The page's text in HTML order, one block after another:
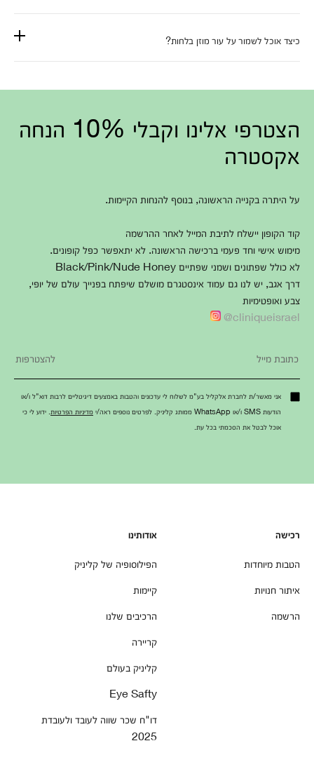
כיצד אוכל לשמור על עור מוזן בלחות?
הצטרפי אלינו וקבלי 10% הנחה
אקסטרה
על היתרה בקנייה הראשונה, בנוסף להנחות הקיימות.
קוד הקופון יישלח לתיבת המייל לאחר ההרשמה
מימוש אישי וחד פעמי ברכישה הראשונה. לא יתאפשר כפל קופונים.
לא כולל שפתונים ושמני שפתיים Black/Pink/Nude Honey
דרך אגב, יש לנו גם עמוד אינסטגרם מושלם שיפתח בפנייך עולם של יופי,
צבע ואופטימיות
cliniqueisrael@
אני מאשר/ת לחברת אלקליל בע"מ לשלוח לי עדכונים והטבות באמצעים דיגיטליים לרבות דוא"ל ו/או
הודעות SMS ו/או WhatsApp ממותג קליניק. לפרטים נוספים ראה/י
מדיניות הפרטיות . ידוע לי כי
אוכל לבטל את הסכמתי בכל עת.
רכישה
הטבות מיוחדות
איתור חנויות
הרשמה
אודותינו
הפילוסופיה של קליניק
קיימות
הרכיבים שלנו
קריירה
קליניק בעולם
Eye Safty
דו"ח שכר שווה לעובד ולעובדת
2025